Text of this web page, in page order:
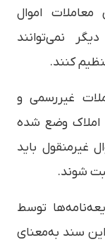
اموال
نمی‌توانند
کنند.
غیررسمی و
املاک وضع شده
غیرمنقول باید
شوند.
توسط
سند به‌معنای